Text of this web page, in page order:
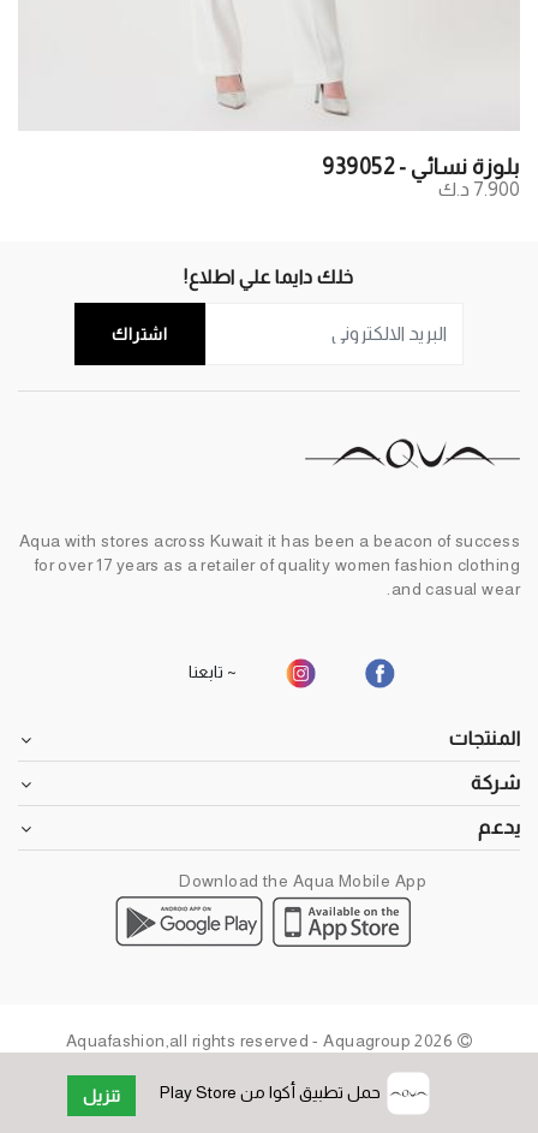
بلوزة نسائي - 939052
7.900 د.ك
خلك دايما علي اطلاع!
اشتراك
Aqua with stores across Kuwait it has been a beacon of success
for over 17 years as a retailer of quality women fashion clothing
and casual wear.
~ تابعنا
المنتجات
شركة
يدعم
Download the Aqua Mobile App
حمل تطبيق أكوا من Play Store تنزيل